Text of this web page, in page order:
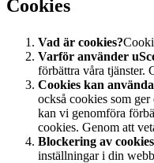
Cookies
Vad är cookies?
Varför använder
förbättra våra tjänster.
Cookies kan
också cookies som
kan vi genomföra
cookies. Genom att
Blockering av cookies
inställningar i din